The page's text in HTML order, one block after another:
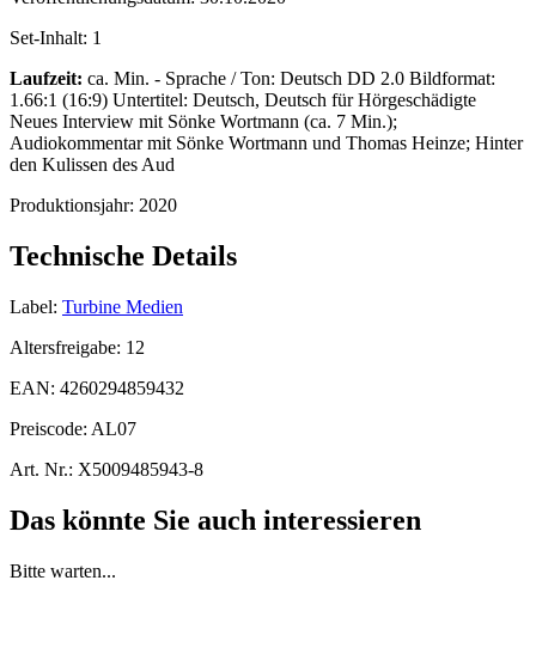
Set-Inhalt: 1
Laufzeit: ca. Min. - Sprache / Ton: Deutsch DD 2.0 Bildformat:
1.66:1 (16:9) Untertitel: Deutsch, Deutsch für Hörgeschädigte
Neues Interview mit Sönke Wortmann (ca. 7 Min.);
Audiokommentar mit Sönke Wortmann und Thomas Heinze; Hinter
den Kulissen des Aud
Produktionsjahr: 2020
Technische Details
Label: Turbine Medien
Altersfreigabe: 12
EAN: 4260294859432
Preiscode: AL07
Art. Nr.: X5009485943-8
Das könnte Sie auch interessieren
Bitte warten...